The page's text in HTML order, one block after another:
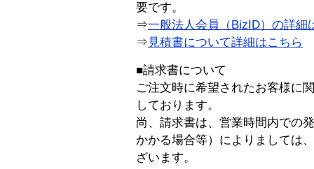
要です。
⇒一般法人会員（BizID）の詳細
⇒ 見積書について詳細はこちら
■請求書について
ご注文時に希望されたお客様に
しております。
尚、請求書は、営業時間内での
かかる場合等）によりましては
ざいます。